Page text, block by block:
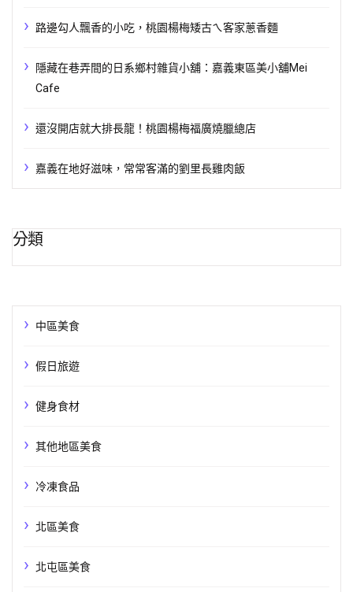
路邊勾人飄香的小吃，桃園楊梅矮古ㄟ客家蔥香麵
隱藏在巷弄間的日系鄉村雜貨小舖：嘉義東區美小舖Mei
Cafe
還沒開店就大排長龍！桃園楊梅福廣燒臘總店
嘉義在地好滋味，常常客滿的劉里長雞肉飯
分類
中區美食
假日旅遊
健身食材
其他地區美食
冷凍食品
北區美食
北屯區美食